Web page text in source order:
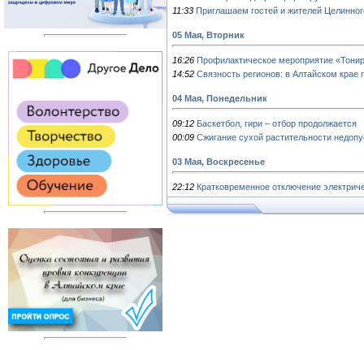
11:33 Приглашаем гостей и жителей
05 Мая, Вторник
16:26 Профилактическое мероприятие
14:52 Связность регионов: в Алтайском
04 Мая, Понедельник
09:12 Баскетбол, гири – отбор продолжается
00:09 Сжигание сухой растительности
03 Мая, Воскресенье
22:12 Кратковременное отключение